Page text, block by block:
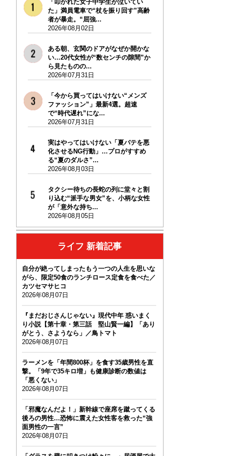
「叩かれた女子中学生が泣いてい
た」満員電車で“杖を振り回す”高齢
者が暴走。“屈強...
2026年08月02日
ある朝、玄関のドアがなぜか開かな
い…20代女性が“数センチの隙間”か
ら見たものの...
2026年07月31日
「今から買ってはいけない“メンズ
ファッション”」最新4選。超速
で“時代遅れ”にな...
2026年07月31日
実はやってはいけない「夏バテを悪
化させるNG行動」…プロがすすめ
る“夏のダルさ”...
2026年08月03日
タクシー待ちの長蛇の列に堂々と割
り込む“派手な男女”を、小柄な女性
が「意外な持ち...
2026年08月05日
ライフ 新着記事
自分が絶ってしまったもう一つの人生を思いな
がら、限定50食のランチロース定食を食べた／
カツセマサヒコ
2026年08月07日
『まだおじさんじゃない』現代中年 惑いまく
り小説【第十章・第三話 堅山賢一編】「あり
がとう、さようなら」／鳥トマト
2026年08月07日
ラーメンを「年間800杯」を食す35歳男性を直
撃。「9年で35キロ増」も健康診断の数値は
「悪くない」
2026年08月07日
「邪魔なんだよ！」新幹線で座席を蹴ってくる
後ろの男性…恐怖に震えた女性客を救った“強
面男性の一言”
2026年08月07日